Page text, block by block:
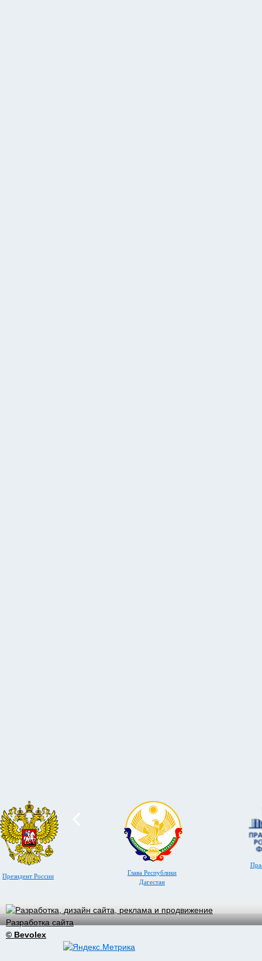
Президент России
Глава Республики
Дагестан
Разработка сайта
© Bevolex